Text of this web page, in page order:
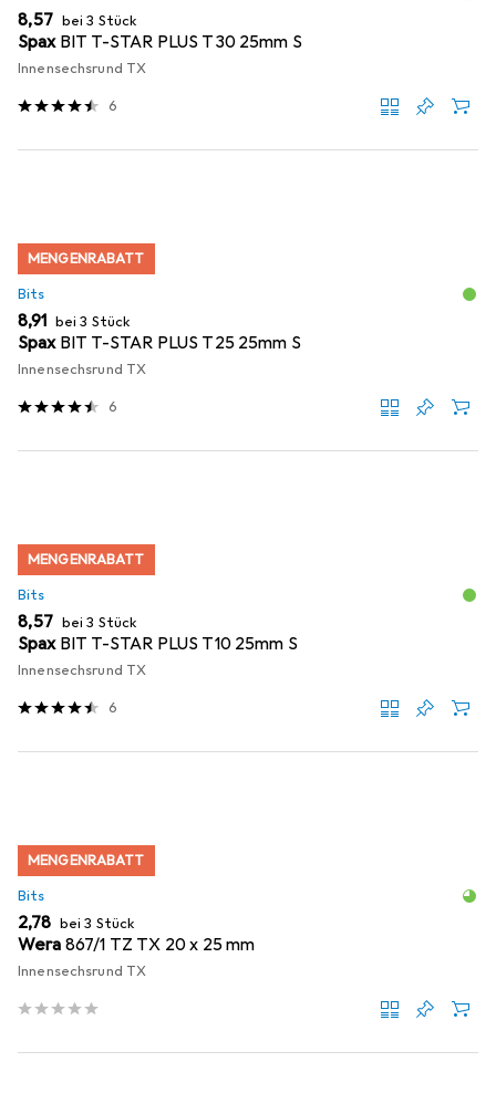
EUR
8,57 bei 3 Stück
Spax BIT T-STAR PLUS T30 25mm S
Innensechsrund TX
6
MENGENRABATT
Bits
EUR
8,91 bei 3 Stück
Spax BIT T-STAR PLUS T25 25mm S
Innensechsrund TX
6
MENGENRABATT
Bits
EUR
8,57 bei 3 Stück
Spax BIT T-STAR PLUS T10 25mm S
Innensechsrund TX
6
MENGENRABATT
Bits
EUR
2,78 bei 3 Stück
Wera 867/1 TZ TX 20 x 25 mm
Innensechsrund TX